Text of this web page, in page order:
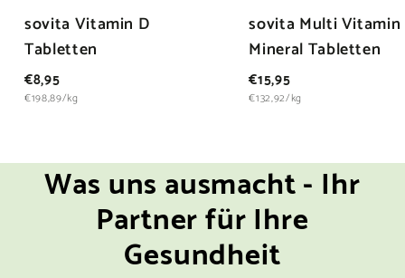
sovita Vitamin D
Tabletten
€8,95€
8
5
€198,89/kg
sovita Multi Vitamin
Mineral Tabletten
€15,95€
1
9
5
€132,92/kg
Was uns ausmacht - Ihr
Partner für Ihre
Gesundheit